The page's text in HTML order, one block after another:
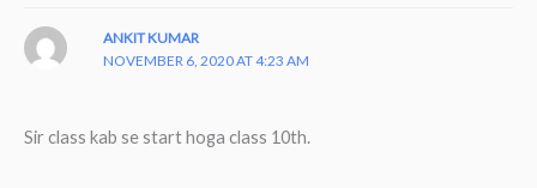
ANKIT KUMAR
NOVEMBER 6, 2020 AT 4:23 AM
Sir class kab se start hoga class 10th.